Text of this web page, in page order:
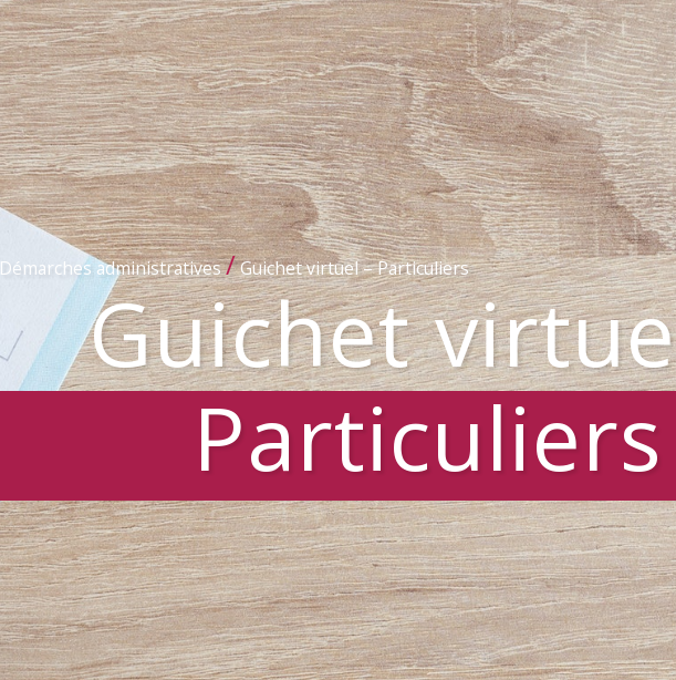
Démarches administratives/Guichet virtuel – Particuliers
Guichet
Particuliers